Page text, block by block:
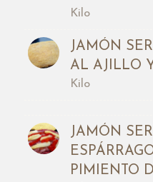
Kilo
JAMÓN
AL AJILLO
Kilo
JAMÓN
PIMIENTO